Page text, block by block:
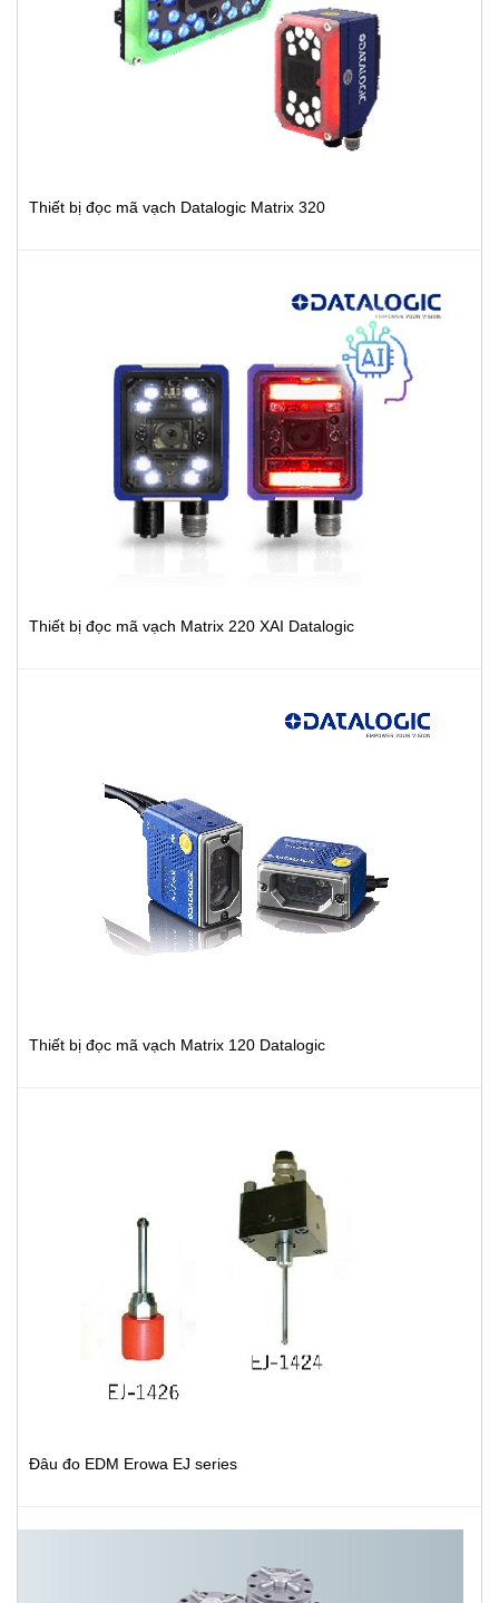
Thiết bị đọc mã vạch Datalogic Matrix 320
Thiết bị đọc mã vạch Matrix 220 XAI Datalogic
Thiết bị đọc mã vạch Matrix 120 Datalogic
Đâu đo EDM Erowa EJ series